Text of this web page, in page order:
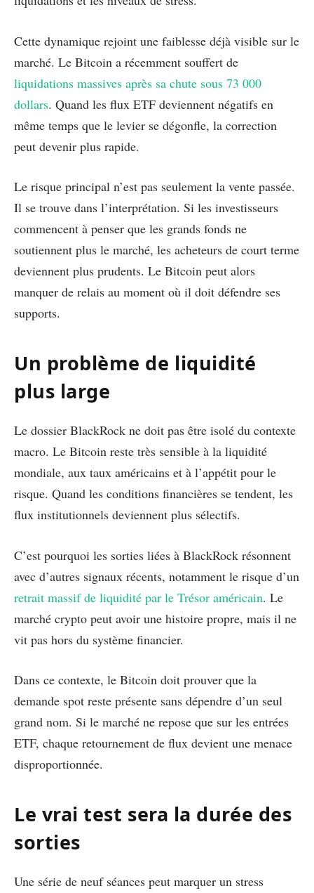
Cette dynamique rejoint une faiblesse déjà visible sur le
marché. Le Bitcoin a récemment souffert de
liquidations massives après sa chute sous 73 000
dollars. Quand les flux ETF deviennent négatifs en
même temps que le levier se dégonfle, la correction
peut devenir plus rapide.
Le risque principal n’est pas seulement la vente passée.
Il se trouve dans l’interprétation. Si les investisseurs
commencent à penser que les grands fonds ne
soutiennent plus le marché, les acheteurs de court terme
deviennent plus prudents. Le Bitcoin peut alors
manquer de relais au moment où il doit défendre ses
supports.
Un problème de liquidité
plus large
Le dossier BlackRock ne doit pas être isolé du contexte
macro. Le Bitcoin reste très sensible à la liquidité
mondiale, aux taux américains et à l’appétit pour le
risque. Quand les conditions financières se tendent, les
flux institutionnels deviennent plus sélectifs.
C’est pourquoi les sorties liées à BlackRock résonnent
avec d’autres signaux récents, notamment le risque d’un
retrait massif de liquidité par le Trésor américain. Le
marché crypto peut avoir une histoire propre, mais il ne
vit pas hors du système financier.
Dans ce contexte, le Bitcoin doit prouver que la
demande spot reste présente sans dépendre d’un seul
grand nom. Si le marché ne repose que sur les entrées
ETF, chaque retournement de flux devient une menace
disproportionnée.
Le vrai test sera la durée des
sorties
Une série de neuf séances peut marquer un stress